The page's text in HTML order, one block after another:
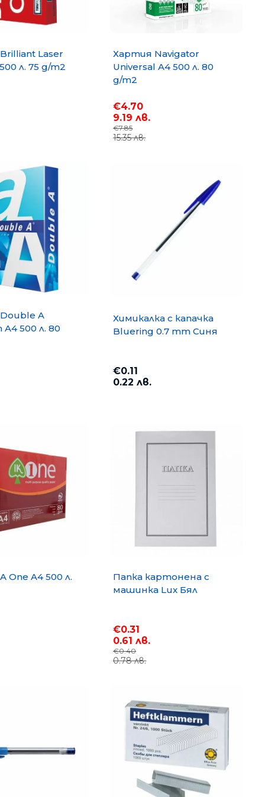
A4 500
Хартия PP Lite A4 500 л. 80
Laser
л. 75 g/m2
Хартия Navigator
Universal A4 500 л. 80
g/m2
€4.70
9.19 лв.
€7.85
15.35 лв.
A
500 л. 80
Химикалка с капачка
Bluering 0.7 mm Синя
€0.11
0.22 лв.
One A4 500 л.
Папка картонена с
машинка Lux Бял
€0.31
0.61 лв.
€0.40
0.78 лв.